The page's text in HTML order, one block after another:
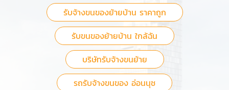
รับจ้างขนของย้ายบ้าน ราคาถูก
รับขนของย้ายบ้าน ใกล้ฉัน
บริษัทรับจ้างขนย้าย
รถรับจ้างขนของ อ่อนนุช